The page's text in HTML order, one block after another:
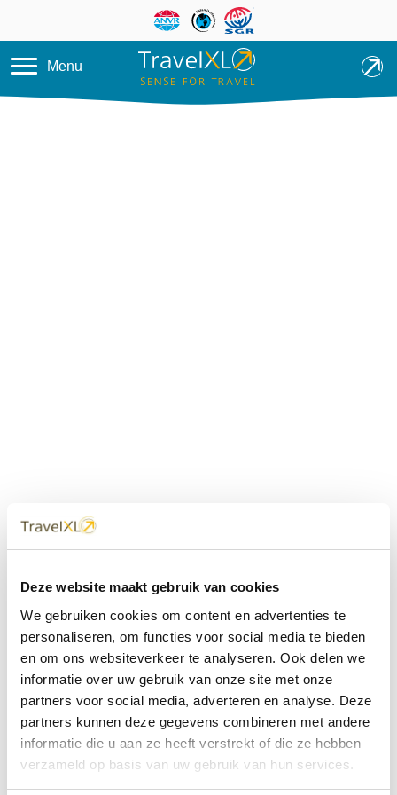
Deze website maakt gebruik van cookies
We gebruiken cookies om content en advertenties te
personaliseren, om functies voor social media te bieden
en om ons websiteverkeer te analyseren. Ook delen we
informatie over uw gebruik van onze site met onze
partners voor social media, adverteren en analyse. Deze
partners kunnen deze gegevens combineren met andere
informatie die u aan ze heeft verstrekt of die ze hebben
verzameld op basis van uw gebruik van hun services.
Overslaan en naar de inhoud
Menu
dichtbij
Met 60+ verkooppunten in Nederland en België staan wij
met onze XL Travelcenters, mobiele reisadviseurs van
TravelXL@Home en deze website altijd voor uw vakantie
klaar.
• Ontzorgen van A-Z • Onafhankelijk advies • Maatwerk •
Bespaar tijd en stress
TravelXLreisbureau's